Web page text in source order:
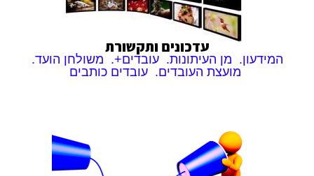
עדכונים ותקשורת
המידעון. מן העיתונות. עובדים+. משולחן הועד.
מועצת העובדים. עובדים כותבים